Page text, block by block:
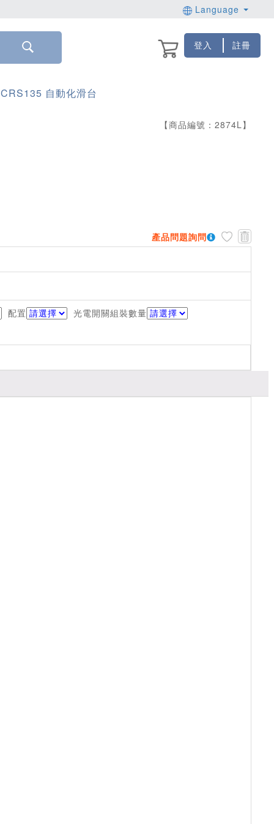
Language
登入 註冊
CRS135 自動化滑台
【商品編號： 2874L】
產品問題詢問
配置 光電開關組裝數量